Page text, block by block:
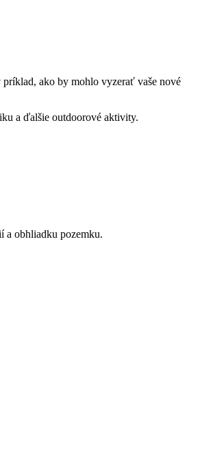
ako by mohlo vyzerať vaše nové
a ďalšie outdoorové aktivity.
a obhliadku pozemku.